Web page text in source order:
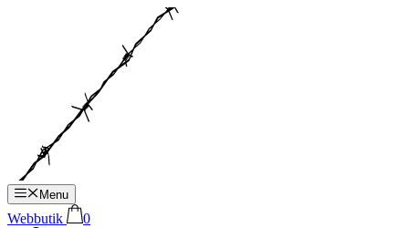
Menu
Webbutik
0